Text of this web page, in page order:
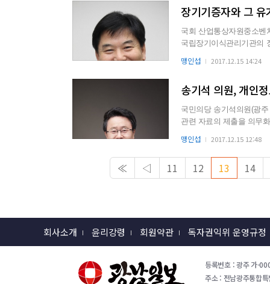
국회 산업통상자원중소벤
국립장기이식관리기관의
맹인섭 2017.12.15 14:24
국민의당 송기석의원(광
관련 자료의 제출을 의무
맹인섭 2017.12.15 12:48
≪ ◁ 11 12 13 14
회사소개 윤리강령 회원약관 독자권익위 운영규정
등록번호 : 광주 가-
주소 : 전남광주통합